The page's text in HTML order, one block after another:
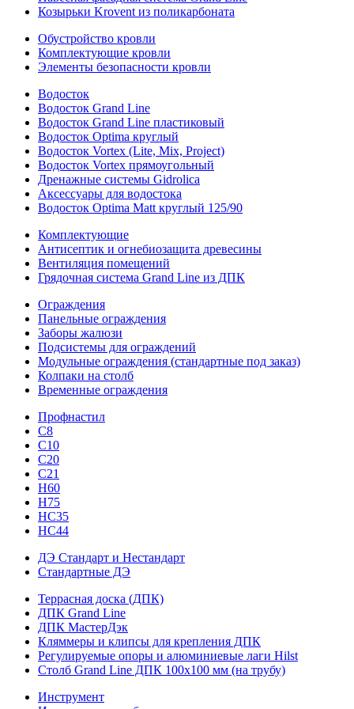
Козырьки Krovent из поликарбоната
Обустройство кровли
Комплектующие кровли
Элементы безопасности кровли
Водосток
Водосток Grand Line
Водосток Grand Line пластиковый
Водосток Optima круглый
Водосток Vortex (Lite, Mix, Project)
Водосток Vortex прямоугольный
Дренажные системы Gidrolica
Аксессуары для водостока
Водосток Optima Matt круглый 125/90
Комплектующие
Антисептик и огнебиозащита древесины
Вентиляция помещений
Грядочная система Grand Line из ДПК
Ограждения
Панельные ограждения
Заборы жалюзи
Подсистемы для ограждений
Модульные ограждения (стандартные под заказ)
Колпаки на столб
Временные ограждения
Профнастил
С8
С10
С20
С21
H60
H75
HС35
НС44
ДЭ Стандарт и Нестандарт
Стандартные ДЭ
Террасная доска (ДПК)
ДПК Grand Line
ДПК МастерДэк
Кляммеры и клипсы для крепления ДПК
Регулируемые опоры и алюминиевые лаги Hilst
Столб Grand Line ДПК 100х100 мм (на трубу)
Инструмент